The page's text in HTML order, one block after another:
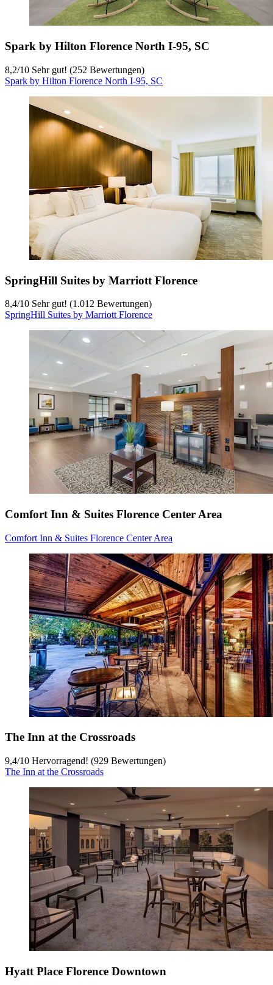
Spark by Hilton Florence North I-95, SC
8,2/10 Sehr gut! (252 Bewertungen)
Spark by Hilton Florence North I-95, SC
SpringHill Suites by Marriott Florence
8,4/10 Sehr gut! (1.012 Bewertungen)
SpringHill Suites by Marriott Florence
Comfort Inn & Suites Florence Center Area
Comfort Inn & Suites Florence Center Area
The Inn at the Crossroads
9,4/10 Hervorragend! (929 Bewertungen)
The Inn at the Crossroads
Hyatt Place Florence Downtown